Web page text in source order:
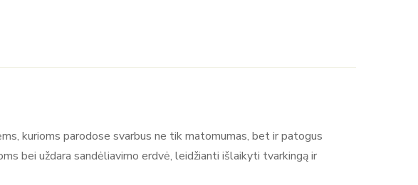
kurioms parodose svarbus ne tik matomumas, bet ir patogus
bei uždara sandėliavimo erdvė, leidžianti išlaikyti tvarkingą ir
parodų įranga Adsystem yra reklamos ir parodų sistemų gamintojas,
įrenginius verslui ir renginiams. Produktų asortimentą sudaro